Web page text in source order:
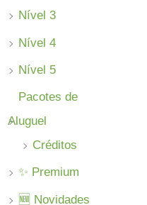
Nível 3
Nível 4
Nível 5
Pacotes de
Aluguel
Créditos
✨ Premium
🆕 Novidades